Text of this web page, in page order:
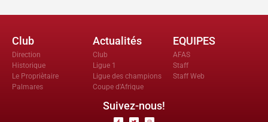
Club
Direction
Historique
Le Propriètaire
Palmares
Actualités
Club
Ligue 1
Ligue des champions
Coupe d'Afrique
EQUIPES
AFAS
Staff
Staff Web
Suivez-nous!